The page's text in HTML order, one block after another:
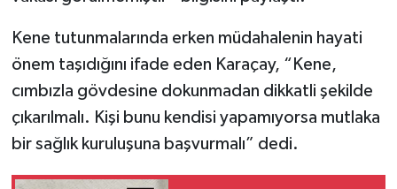
Kene tutunmalarında erken müdahalenin hayati
önem taşıdığını ifade eden Karaçay, “Kene,
cımbızla gövdesine dokunmadan dikkatli şekilde
çıkarılmalı. Kişi bunu kendisi yapamıyorsa mutlaka
bir sağlık kuruluşuna başvurmalı” dedi.